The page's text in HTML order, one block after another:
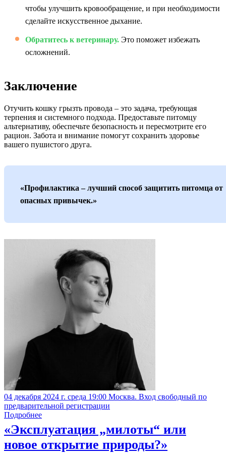
чтобы улучшить кровообращение, и при необходимости
сделайте искусственное дыхание.
Обратитесь к ветеринару. Это поможет избежать
осложнений.
Заключение
Отучить кошку грызть провода – это задача, требующая
терпения и системного подхода. Предоставьте питомцу
альтернативу, обеспечьте безопасность и пересмотрите его
рацион. Забота и внимание помогут сохранить здоровье
вашего пушистого друга.
«Профилактика – лучший способ защитить питомца от
опасных привычек.»
04 декабря 2024 г. среда 19:00 Москва. Вход свободный по
предварительной регистрации
Подробнее
«Эксплуатация „милоты“ или
новое открытие природы?»